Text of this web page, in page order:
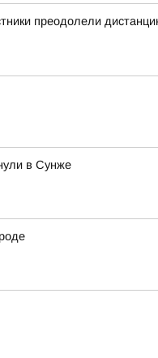
преодолели
в Сунже